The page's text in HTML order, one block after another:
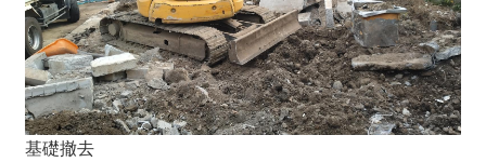
基礎撤去